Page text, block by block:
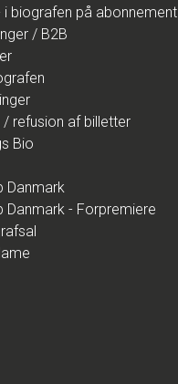
i biografen på abonnement
/ B2B
/ refusion af billetter
Bio
Danmark
Danmark - Forpremiere